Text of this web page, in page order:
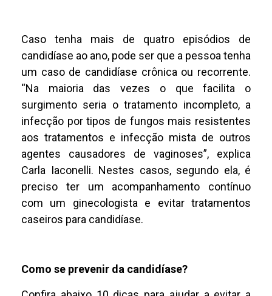
Caso tenha mais de quatro episódios de
candidíase ao ano, pode ser que a pessoa tenha
um caso de candidíase crônica ou recorrente.
“Na maioria das vezes o que facilita o
surgimento seria o tratamento incompleto, a
infecção por tipos de fungos mais resistentes
aos tratamentos e infecção mista de outros
agentes causadores de vaginoses”, explica
Carla Iaconelli. Nestes casos, segundo ela, é
preciso ter um acompanhamento contínuo
com um ginecologista e evitar tratamentos
caseiros para candidíase.
Como se prevenir da candidíase?